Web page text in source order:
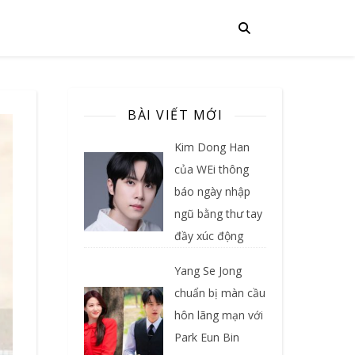
BÀI VIẾT MỚI
Kim Dong Han
của WEi thông
báo ngày nhập
ngũ bằng thư tay
đầy xúc động
Yang Se Jong
chuẩn bị màn cầu
hôn lãng mạn với
Park Eun Bin